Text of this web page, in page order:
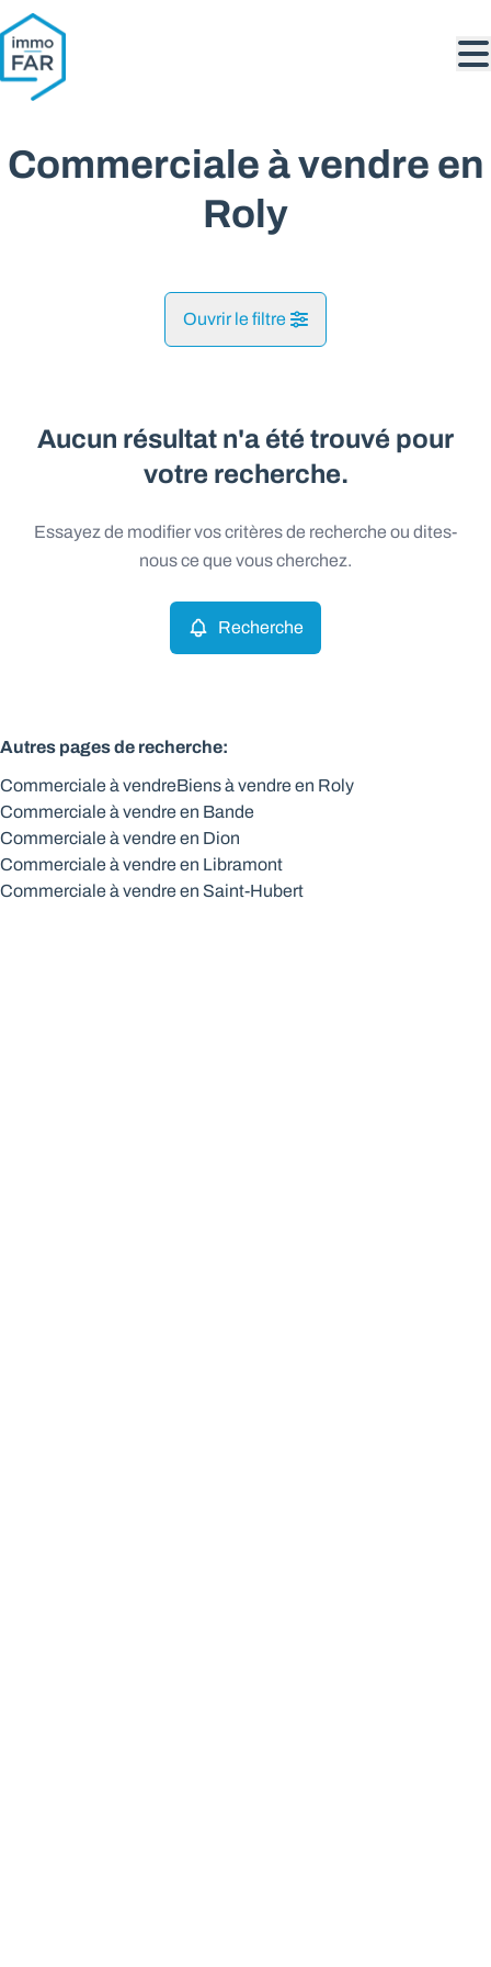
Aller au contenu principal
Commerciale à vendre en
Roly
Ouvrir le filtre
Philippeville (5600) Remove
Commerciale Remove
Max. budget
Chercher
Vue de la carte
Recherche Trier par
Aucun résultat n'a été trouvé pour
votre recherche.
Essayez de modifier vos critères de recherche ou dites-
nous ce que vous cherchez.
Recherche
Autres pages de recherche:
Commerciale à vendreBiens à vendre en Roly
Commerciale à vendre en Bande
Commerciale à vendre en Dion
Commerciale à vendre en Libramont
Commerciale à vendre en Saint-Hubert